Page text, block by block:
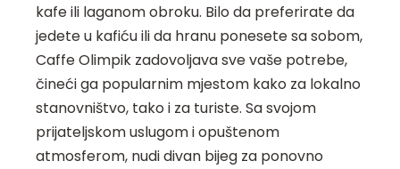
kafe ili laganom obroku. Bilo da preferirate da
jedete u kafiću ili da hranu ponesete sa sobom,
Caffe Olimpik zadovoljava sve vaše potrebe,
čineći ga popularnim mjestom kako za lokalno
stanovništvo, tako i za turiste. Sa svojom
prijateljskom uslugom i opuštenom
atmosferom, nudi divan bijeg za ponovno